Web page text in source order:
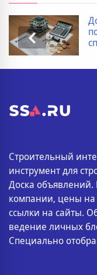
Строительный
инструмент для
Доска
компании, цены на
ссылки на сайты.
ведение личных
Специально